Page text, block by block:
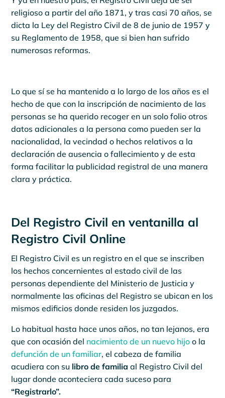
religioso a partir del año 1871, y tras casi 70 años, se
dicta la Ley del Registro Civil de 8 de junio de 1957 y
su Reglamento de 1958, que si bien han sufrido
numerosas reformas.
Lo que sí se ha mantenido a lo largo de los años es el
hecho de que con la inscripción de nacimiento de las
personas se ha querido recoger en un solo folio otros
datos adicionales a la persona como pueden ser la
nacionalidad, la vecindad o hechos relativos a la
declaración de ausencia o fallecimiento y de esta
forma facilitar la publicidad registral de una manera
clara y práctica.
Del Registro Civil en ventanilla al
Registro Civil Online
El Registro Civil es un registro en el que se inscriben
los hechos concernientes al estado civil de las
personas dependiente del Ministerio de Justicia y
normalmente las oficinas del Registro se ubican en los
mismos edificios donde residen los juzgados.
Lo habitual hasta hace unos años, no tan lejanos, era
que con ocasión del nacimiento de un nuevo hijo o la
defunción de un familiar, el cabeza de familia
acudiera con su libro de familia al Registro Civil del
lugar donde aconteciera cada suceso para
“Registrarlo”.